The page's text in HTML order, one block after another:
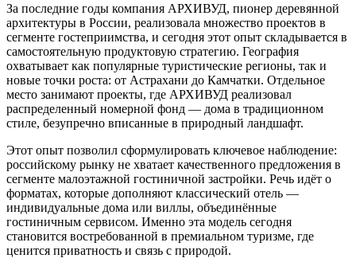
За последние годы компания АРХИВУД, пионер деревянной
архитектуры в России, реализовала множество проектов в
сегменте гостеприимства, и сегодня этот опыт складывается в
самостоятельную продуктовую стратегию. География
охватывает как популярные туристические регионы, так и
новые точки роста: от Астрахани до Камчатки. Отдельное
место занимают проекты, где АРХИВУД реализовал
распределенный номерной фонд — дома в традиционном
стиле, безупречно вписанные в природный ландшафт.
Этот опыт позволил сформулировать ключевое наблюдение:
российскому рынку не хватает качественного предложения в
сегменте малоэтажной гостиничной застройки. Речь идёт о
форматах, которые дополняют классический отель —
индивидуальные дома или виллы, объединённые
гостиничным сервисом. Именно эта модель сегодня
становится востребованной в премиальном туризме, где
ценится приватность и связь с природой.